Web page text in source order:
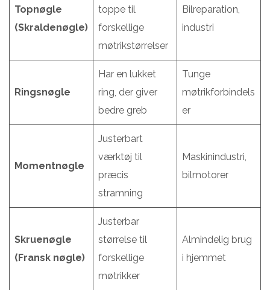
Topnøgle
(Skraldenøgle)
toppe til
forskellige
møtrikstørrelser
Bilreparation,
industri
Ringsnøgle
Har en lukket
ring, der giver
bedre greb
Tunge
møtrikforbindels
er
Momentnøgle
Justerbart
værktøj til
præcis
stramning
Maskinindustri,
bilmotorer
Skruenøgle
(Fransk nøgle)
Justerbar
størrelse til
forskellige
møtrikker
Almindelig brug
i hjemmet